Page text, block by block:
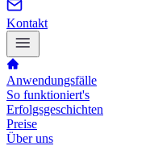
Kontakt
Anwendungsfälle
So funktioniert's
Erfolgsgeschichten
Preise
Über uns